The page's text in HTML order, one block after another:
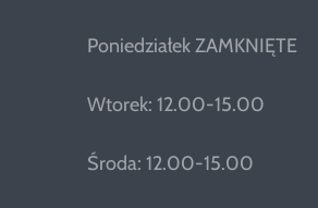
Poniedziałek ZAMKNIĘTE
Wtorek: 12.00-15.00
Środa: 12.00-15.00